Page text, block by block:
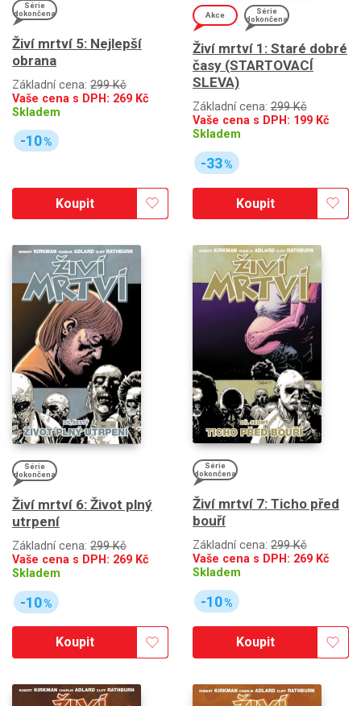
Série
dokončena
Živí mrtví 5: Nejlepší
obrana
Základní cena: 299 Kč
Vaše cena s DPH: 269 Kč
Skladem
-10%
Koupit
Akce
Série
dokončena
Živí mrtví 1: Staré dobré
časy (STARTOVACÍ
SLEVA)
Základní cena: 299 Kč
Vaše cena s DPH: 199 Kč
Skladem
-33%
Koupit
Série
dokončena
Živí mrtví 6: Život plný
utrpení
Základní cena: 299 Kč
Vaše cena s DPH: 269 Kč
Skladem
-10%
Koupit
Série
dokončena
Živí mrtví 7: Ticho před
bouří
Základní cena: 299 Kč
Vaše cena s DPH: 269 Kč
Skladem
-10%
Koupit